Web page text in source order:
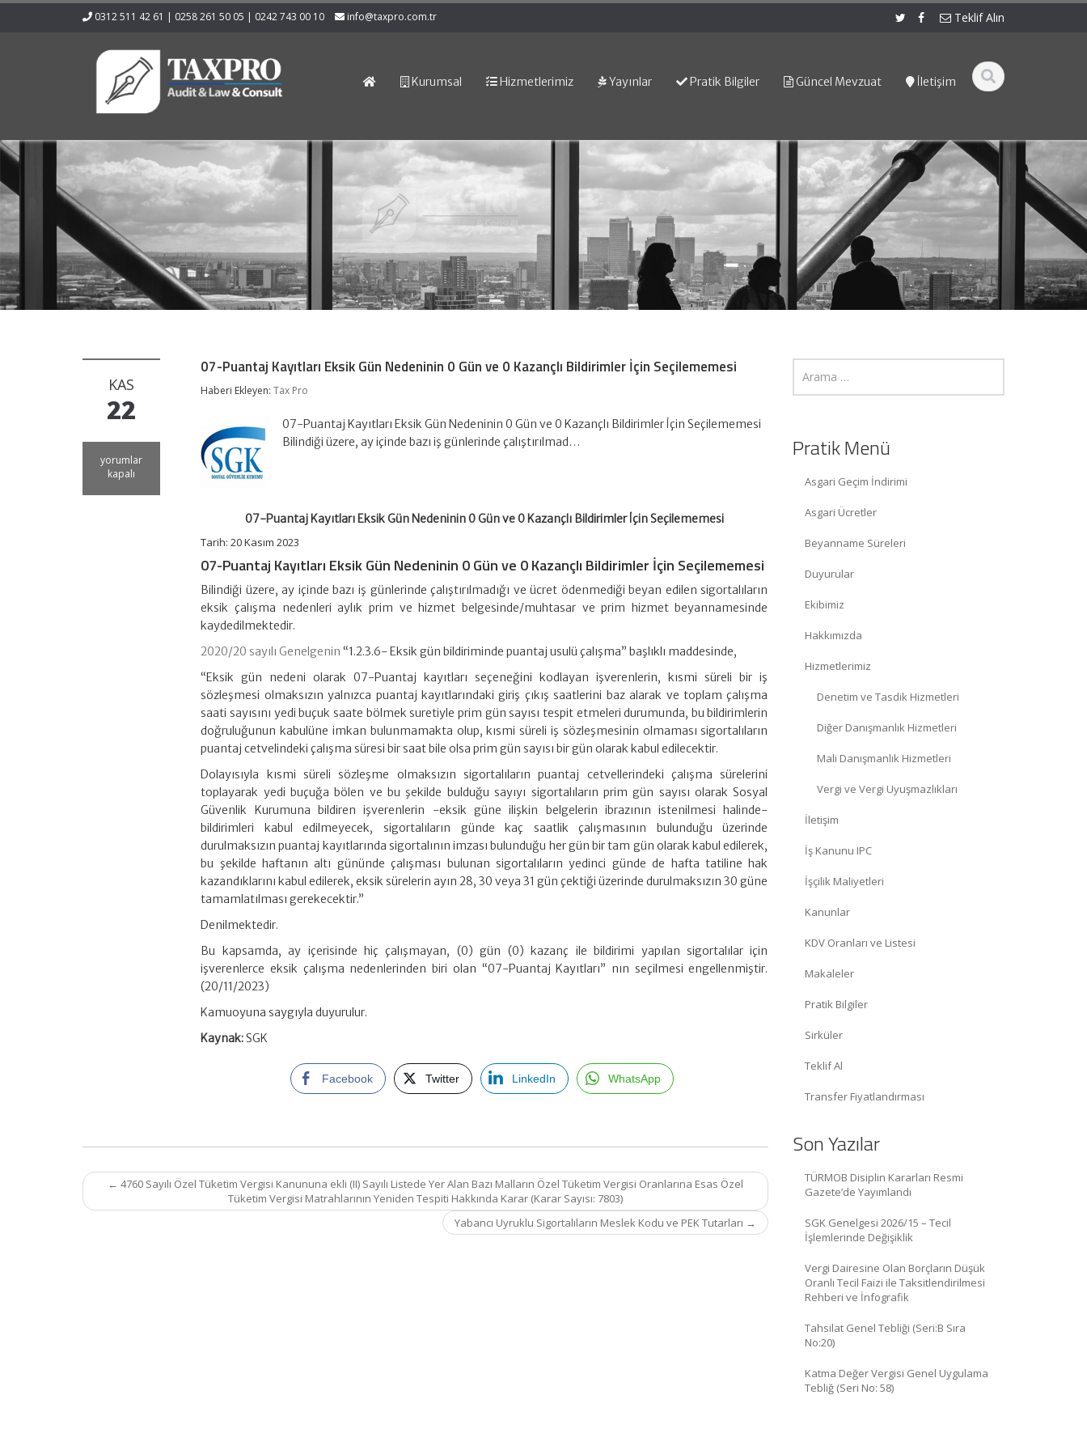
0312 511 42 61 | 0258 261 50 05 | 0242 743 00 10 info@taxpro.com.tr Teklif Alın
Kurumsal Hizmetlerimiz Yayınlar Pratik Bilgiler Güncel Mevzuat İletişim
KAS
22
07-
Puantaj
yorumlar
kapalı
07-Puantaj Kayıtları Eksik Gün Nedeninin 0 Gün ve 0 Kazançlı Bildirimler İçin Seçilememesi
Haberi Ekleyen:Tax Pro
07-Puantaj Kayıtları Eksik Gün Nedeninin 0 Gün ve 0 Kazançlı Bildirimler İçin Seçilememesi
Bilindiği üzere, ay içinde bazı iş günlerinde çalıştırılmad…
07-Puantaj Kayıtları Eksik Gün Nedeninin 0 Gün ve 0 Kazançlı Bildirimler İçin Seçilememesi
Tarih: 20 Kasım 2023
07-Puantaj Kayıtları Eksik Gün Nedeninin 0 Gün ve 0 Kazançlı Bildirimler İçin Seçilememesi
Bilindiği üzere, ay içinde bazı iş günlerinde çalıştırılmadığı ve ücret ödenmediği beyan edilen sigortalıların
eksik çalışma nedenleri aylık prim ve hizmet belgesinde/muhtasar ve prim hizmet beyannamesinde
kaydedilmektedir.
2020/20 sayılı Genelgenin “1.2.3.6- Eksik gün bildiriminde puantaj usulü çalışma” başlıklı maddesinde,
“Eksik gün nedeni olarak 07-Puantaj kayıtları seçeneğini kodlayan işverenlerin, kısmi süreli bir iş
sözleşmesi olmaksızın yalnızca puantaj kayıtlarındaki giriş çıkış saatlerini baz alarak ve toplam çalışma
saati sayısını yedi buçuk saate bölmek suretiyle prim gün sayısı tespit etmeleri durumunda, bu bildirimlerin
doğruluğunun kabulüne imkan bulunmamakta olup, kısmi süreli iş sözleşmesinin olmaması sigortalıların
puantaj cetvelindeki çalışma süresi bir saat bile olsa prim gün sayısı bir gün olarak kabul edilecektir.
Dolayısıyla kısmi süreli sözleşme olmaksızın sigortalıların puantaj cetvellerindeki çalışma sürelerini
toplayarak yedi buçuğa bölen ve bu şekilde bulduğu sayıyı sigortalıların prim gün sayısı olarak Sosyal
Güvenlik Kurumuna bildiren işverenlerin -eksik güne ilişkin belgelerin ibrazının istenilmesi halinde-
bildirimleri kabul edilmeyecek, sigortalıların günde kaç saatlik çalışmasının bulunduğu üzerinde
durulmaksızın puantaj kayıtlarında sigortalının imzası bulunduğu her gün bir tam gün olarak kabul edilerek,
bu şekilde haftanın altı gününde çalışması bulunan sigortalıların yedinci günde de hafta tatiline hak
kazandıklarını kabul edilerek, eksik sürelerin ayın 28, 30 veya 31 gün çektiği üzerinde durulmaksızın 30 güne
tamamlatılması gerekecektir.”
Denilmektedir.
Bu kapsamda, ay içerisinde hiç çalışmayan, (0) gün (0) kazanç ile bildirimi yapılan sigortalılar için
işverenlerce eksik çalışma nedenlerinden biri olan “07-Puantaj Kayıtları” nın seçilmesi engellenmiştir.
(20/11/2023)
Kamuoyuna saygıyla duyurulur.
Kaynak:SGK
Facebook Twitter LinkedIn WhatsApp
Post
navigation
← 4760 Sayılı Özel Tüketim Vergisi Kanununa ekli (II) Sayılı Listede Yer Alan Bazı Malların Özel Tüketim Vergisi Oranlarına Esas Özel
Tüketim Vergisi Matrahlarının Yeniden Tespiti Hakkında Karar (Karar Sayısı: 7803)
Yabancı Uyruklu Sigortalıların Meslek Kodu ve PEK Tutarları →
Pratik Menü
Asgari Geçim İndirimi
Asgari Ücretler
Beyanname Süreleri
Duyurular
Ekibimiz
Hakkımızda
Hizmetlerimiz
Denetim ve Tasdik Hizmetleri
Diğer Danışmanlık Hizmetleri
Mali Danışmanlık Hizmetleri
Vergi ve Vergi Uyuşmazlıkları
İletişim
İş Kanunu IPC
İşçilik Maliyetleri
Kanunlar
KDV Oranları ve Listesi
Makaleler
Pratik Bilgiler
Sirküler
Teklif Al
Transfer Fiyatlandırması
Son Yazılar
TÜRMOB Disiplin Kararları Resmi
Gazete’de Yayımlandı
SGK Genelgesi 2026/15 – Tecil
İşlemlerinde Değişiklik
Vergi Dairesine Olan Borçların Düşük
Oranlı Tecil Faizi ile Taksitlendirilmesi
Rehberi ve İnfografik
Tahsilat Genel Tebliği (Seri:B Sıra
No:20)
Katma Değer Vergisi Genel Uygulama
Tebliğ (Seri No: 58)